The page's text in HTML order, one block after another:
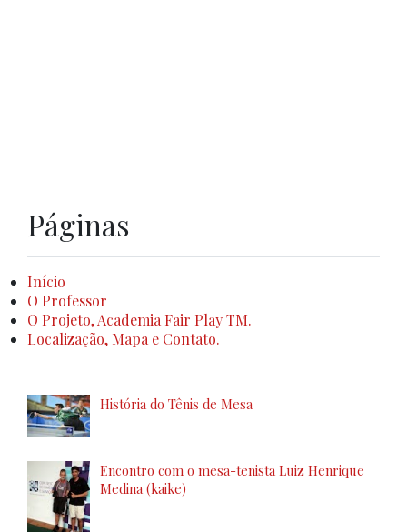
Páginas
Início
O Professor
O Projeto, Academia Fair Play TM.
Localização, Mapa e Contato.
História do Tênis de Mesa
Encontro com o mesa-tenista Luiz Henrique
Medina (kaike)